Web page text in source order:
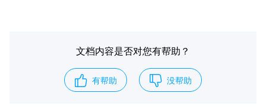
文档内容是否对您有帮助？
有帮助 没帮助